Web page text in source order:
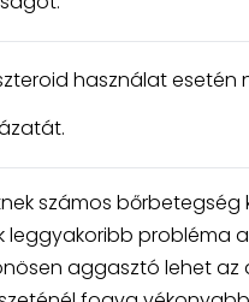
használat esetén
számos bőrbetegség
leggyakoribb probléma
aggasztó lehet